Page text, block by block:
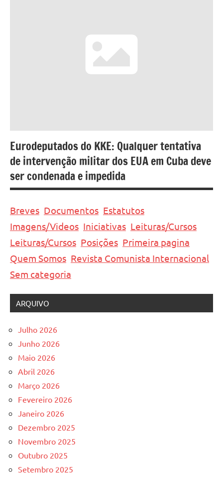
Eurodeputados do KKE: Qualquer tentativa
de intervenção militar dos EUA em Cuba deve
ser condenada e impedida
Breves Documentos Estatutos
Imagens/Videos Iniciativas Leituras/Cursos
Leituras/Cursos Posições Primeira pagina
Quem Somos Revista Comunista Internacional
Sem categoria
ARQUIVO
Julho 2026
Junho 2026
Maio 2026
Abril 2026
Março 2026
Fevereiro 2026
Janeiro 2026
Dezembro 2025
Novembro 2025
Outubro 2025
Setembro 2025